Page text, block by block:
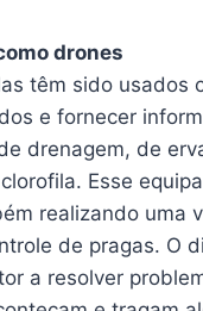
drones
têm sido usados
e fornecer
drenagem, de
Esse
realizando uma
de pragas. O
a resolver